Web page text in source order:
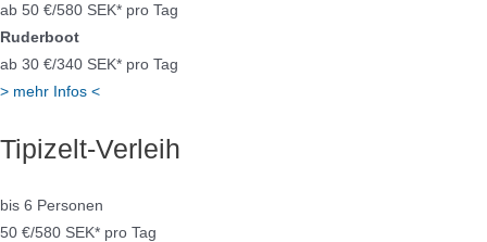
ab 50 €/580 SEK* pro Tag
Ruderboot
ab 30 €/340 SEK* pro Tag
> mehr Infos <
Tipizelt-Verleih
bis 6 Personen
50 €/580 SEK* pro Tag